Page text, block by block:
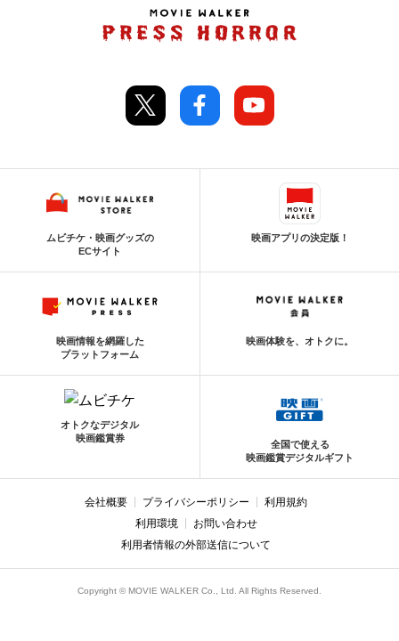
ムビチケ・映画グッズの
ECサイト
映画アプリの決定版！
映画情報を網羅した
プラットフォーム
映画体験を、オトクに。
オトクなデジタル
映画鑑賞券
全国で使える
映画鑑賞デジタルギフト
会社概要 プライバシーポリシー
利用規約
利用環境
お問い合わせ
利用者情報の外部送信について
Copyright © MOVIE WALKER Co., Ltd. All Rights Reserved.